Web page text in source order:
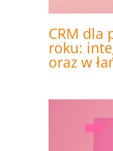
CRM dla
roku:
oraz w